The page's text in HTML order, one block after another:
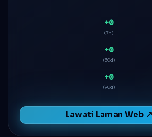
+0
(7d)
+0
(30d)
+0
(90d)
Lawati Laman Web ↗